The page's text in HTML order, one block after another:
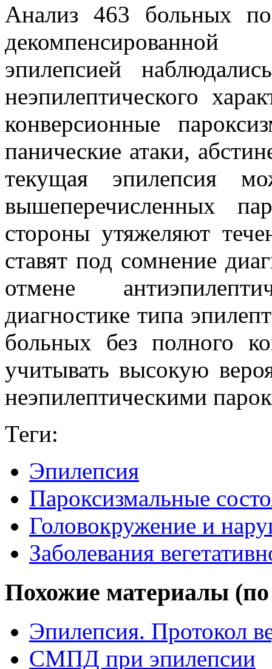
Анализ 463 больных
эпилепсией
неэпилептического
конверсионные
панические атаки,
текущая эпилепсия
вышеперечисленных
стороны утяжеляют
ставят под сомнение
отмене
диагностике типа
больных без полного
учитывать высокую
неэпилептическими
Теги:
Эпилепсия
Пароксизмальные
Головокружение и
Заболевания
Похожие материалы (по
Эпилепсия. Протокол
СМПД при эпилепсии